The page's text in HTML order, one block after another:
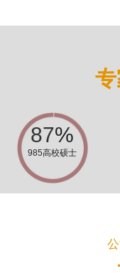
100%
985高校硕士